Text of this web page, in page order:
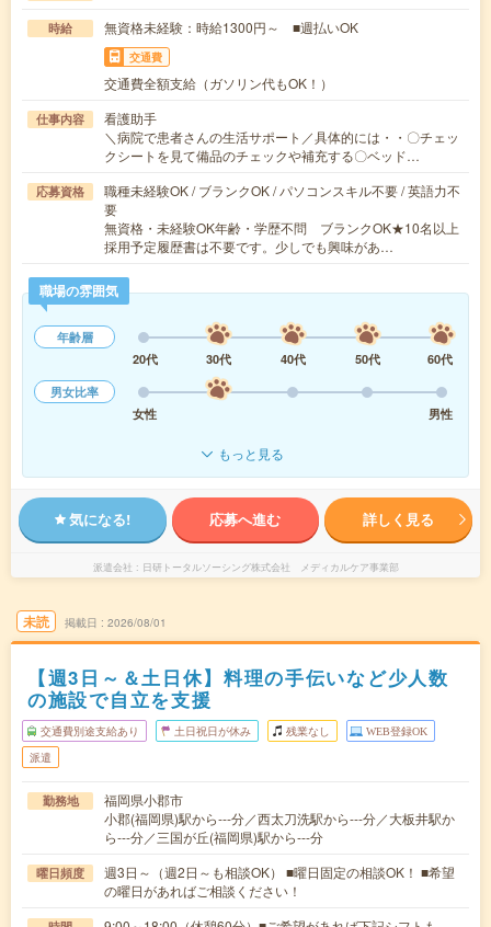
時給 無資格未経験：時給1300円～ ■週払いOK
交通費
交通費全額支給（ガソリン代もOK！）
仕事内容
看護助手
＼病院で患者さんの生活サポート／具体的には・・〇チェッ
クシートを見て備品のチェックや補充する〇ベッド…
応募資格
職種未経験OK / ブランクOK / パソコンスキル不要 / 英語力不
要
無資格・未経験OK年齢・学歴不問 ブランクOK★10名以上
採用予定履歴書は不要です。少しでも興味があ…
職場の雰囲気
年齢層
20代
30代 40代 50代
60代
男女比率
女性
男性
もっと見る
気になる! 応募へ進む 詳しく見る
派遣会社 日研トータルソーシング株式会社 メディカルケア事業部
未読 掲載日 2026/08/01
【週3日～＆土日休】料理の手伝いなど少人数
の施設で自立を支援
交通費別途支給あり 土日祝日が休み 残業なし WEB登録OK
派遣
勤務地
福岡県小郡市
小郡(福岡県)駅から---分／西太刀洗駅から---分／大板井駅か
ら---分／三国が丘(福岡県)駅から---分
曜日頻度
週3日～（週2日～も相談OK） ■曜日固定の相談OK！ ■希望
の曜日があればご相談ください！